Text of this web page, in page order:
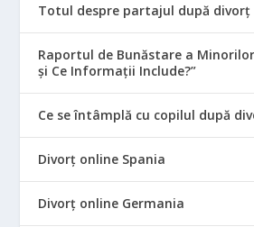
Totul despre partajul după divorț
Raportul de Bunăstare a
și Ce Informații Include?”
Ce se întâmplă cu copilul după
Divorț online Spania
Divorț online Germania